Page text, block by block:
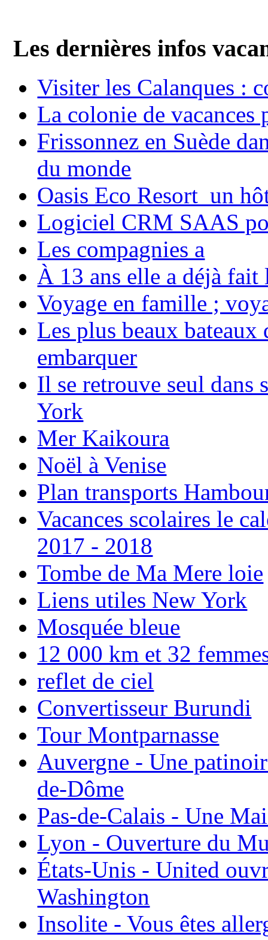
Les dernières infos
Visiter les Calanques :
La colonie de vacances
Frissonnez en Suède
du monde
Oasis Eco Resort un
Logiciel CRM SAAS
Les compagnies a
À 13 ans elle a déjà
Voyage en famille ;
Les plus beaux bateaux
embarquer
Il se retrouve seul dans
York
Mer Kaikoura
Noël à Venise
Plan transports
Vacances scolaires le
2017 - 2018
Tombe de Ma Mere loie
Liens utiles New York
Mosquée bleue
12 000 km et 32
reflet de ciel
Convertisseur Burundi
Tour Montparnasse
Auvergne - Une
de-Dôme
Pas-de-Calais - Une
Lyon - Ouverture du
États-Unis - United
Washington
Insolite - Vous êtes